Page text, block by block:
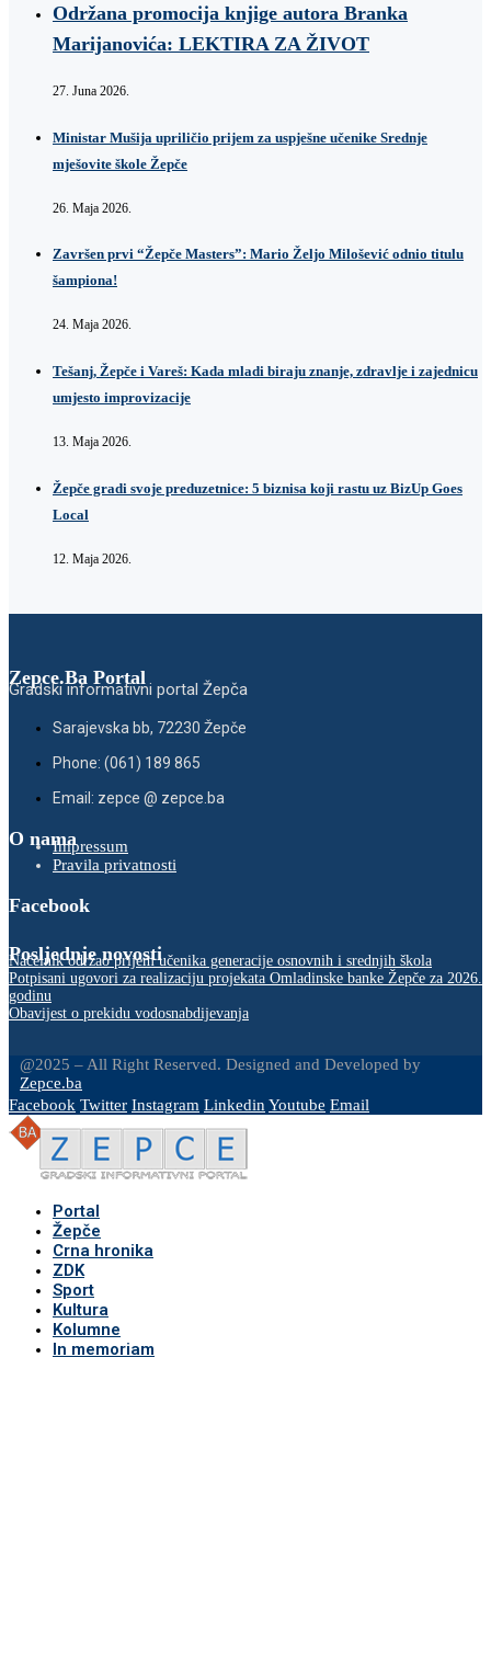
Održana promocija knjige autora Branka
Marijanovića: LEKTIRA ZA ŽIVOT
27. Juna 2026.
Ministar Mušija upriličio prijem za uspješne učenike Srednje
mješovite škole Žepče
26. Maja 2026.
Završen prvi “Žepče Masters”: Mario Željo Milošević odnio titulu
šampiona!
24. Maja 2026.
Tešanj, Žepče i Vareš: Kada mladi biraju znanje, zdravlje i zajednicu
umjesto improvizacije
13. Maja 2026.
Žepče gradi svoje preduzetnice: 5 biznisa koji rastu uz BizUp Goes
Local
12. Maja 2026.
Zepce.Ba Portal
Gradski informativni portal Žepča
Sarajevska bb, 72230 Žepče
Phone: (061) 189 865
Email: zepce @ zepce.ba
O namaImpressum
Pravila privatnosti
Facebook
Posljednje novosti
Načelnik održao prijem učenika generacije osnovnih i srednjih škola
Potpisani ugovori za realizaciju projekata Omladinske banke Žepče za 2026.
godinu
Obavijest o prekidu vodosnabdijevanja
@2025 – All Right Reserved. Designed and Developed by
Zepce.ba
Facebook Twitter Instagram Linkedin Youtube Email
Portal
Žepče
Crna hronika
ZDK
Sport
Kultura
Kolumne
In memoriam